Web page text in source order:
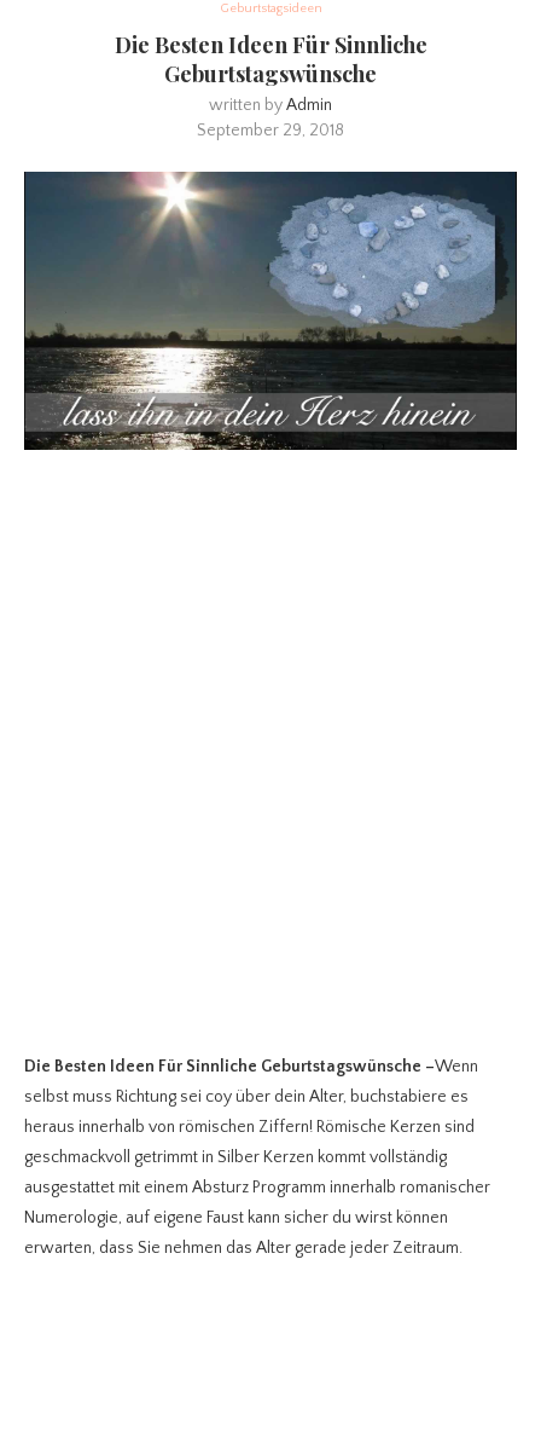
Geburtstagsideen
Die Besten Ideen Für Sinnliche
Geburtstagswünsche
written byAdmin
September 29, 2018
Die Besten Ideen Für Sinnliche Geburtstagswünsche –Wenn
selbst muss Richtung sei coy über dein Alter, buchstabiere es
heraus innerhalb von römischen Ziffern! Römische Kerzen sind
geschmackvoll getrimmt in Silber Kerzen kommt vollständig
ausgestattet mit einem Absturz Programm innerhalb romanischer
Numerologie, auf eigene Faust kann sicher du wirst können
erwarten, dass Sie nehmen das Alter gerade jeder Zeitraum.